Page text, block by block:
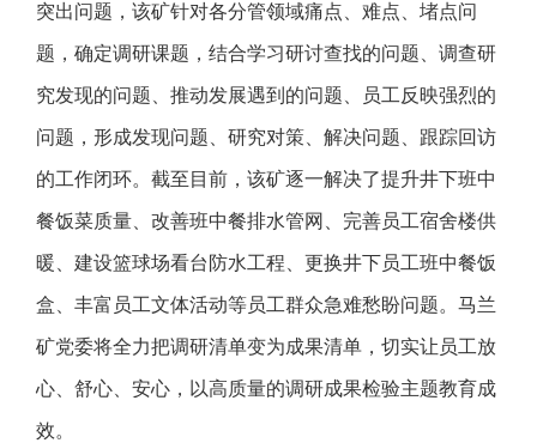
突出问题，该矿针对各分管领域痛点、难点、堵点问
题，确定调研课题，结合学习研讨查找的问题、调查研
究发现的问题、推动发展遇到的问题、员工反映强烈的
问题，形成发现问题、研究对策、解决问题、跟踪回访
的工作闭环。截至目前，该矿逐一解决了提升井下班中
餐饭菜质量、改善班中餐排水管网、完善员工宿舍楼供
暖、建设篮球场看台防水工程、更换井下员工班中餐饭
盒、丰富员工文体活动等员工群众急难愁盼问题。马兰
矿党委将全力把调研清单变为成果清单，切实让员工放
心、舒心、安心，以高质量的调研成果检验主题教育成
效。